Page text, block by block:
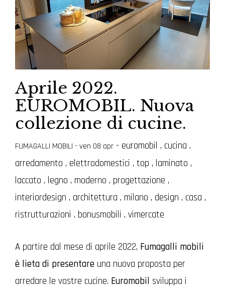
Aprile 2022.
EUROMOBIL. Nuova
collezione di cucine.
FUMAGALLI MOBILI - ven 08 apr - euromobil , cucina ,
arredamento , elettrodomestici , top , laminato ,
laccato , legno , moderno , progettazione ,
interiordesign , architettura , milano , design , casa ,
ristrutturazioni , bonusmobili , vimercate
A partire dal mese di aprile 2022, Fumagalli mobili
è lieta di presentare una nuova proposta per
arredare le vostre cucine. Euromobil sviluppa i